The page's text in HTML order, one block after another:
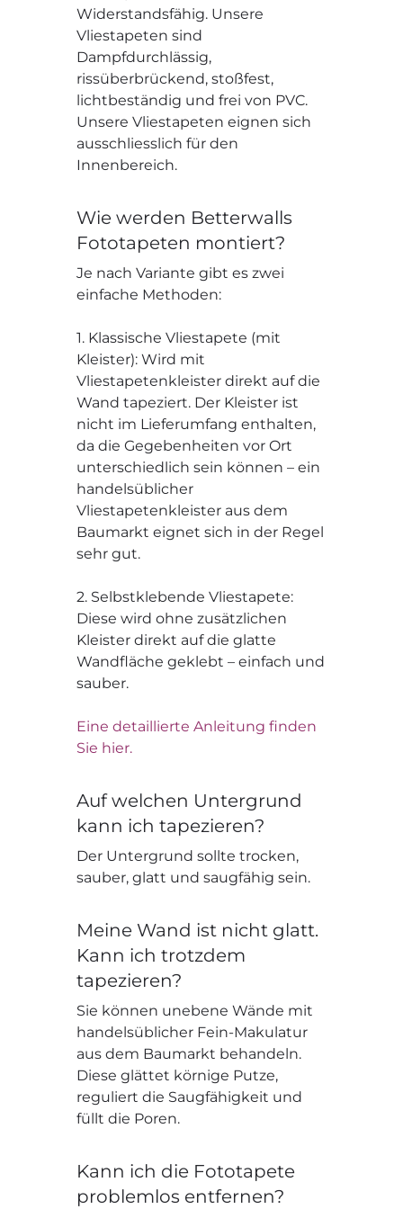
Widerstandsfähig. Unsere
Vliestapeten sind
Dampfdurchlässig,
rissüberbrückend, stoßfest,
lichtbeständig und frei von PVC.
Unsere Vliestapeten eignen sich
ausschliesslich für den
Innenbereich.
Wie werden Betterwalls
Fototapeten montiert?
Je nach Variante gibt es zwei
einfache Methoden:
1. Klassische Vliestapete (mit
Kleister): Wird mit
Vliestapetenkleister direkt auf die
Wand tapeziert. Der Kleister ist
nicht im Lieferumfang enthalten,
da die Gegebenheiten vor Ort
unterschiedlich sein können – ein
handelsüblicher
Vliestapetenkleister aus dem
Baumarkt eignet sich in der Regel
sehr gut.
2. Selbstklebende Vliestapete:
Diese wird ohne zusätzlichen
Kleister direkt auf die glatte
Wandfläche geklebt – einfach und
sauber.
Eine detaillierte Anleitung finden
Sie hier.
Auf welchen Untergrund
kann ich tapezieren?
Der Untergrund sollte trocken,
sauber, glatt und saugfähig sein.
Meine Wand ist nicht glatt.
Kann ich trotzdem
tapezieren?
Sie können unebene Wände mit
handelsüblicher Fein-Makulatur
aus dem Baumarkt behandeln.
Diese glättet körnige Putze,
reguliert die Saugfähigkeit und
füllt die Poren.
Kann ich die Fototapete
problemlos entfernen?